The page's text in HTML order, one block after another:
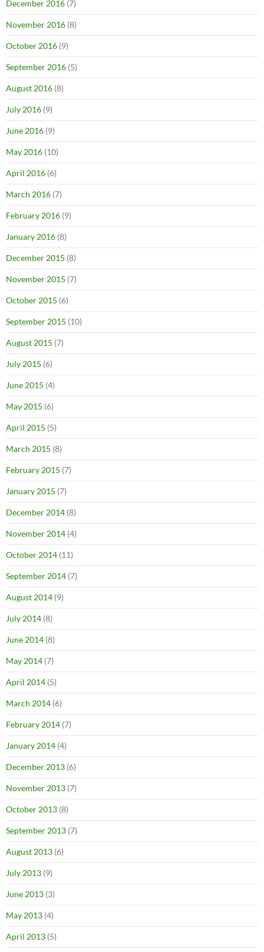
December 2016 (7)
November 2016 (8)
October 2016 (9)
September 2016 (5)
August 2016 (8)
July 2016 (9)
June 2016 (9)
May 2016 (10)
April 2016 (6)
March 2016 (7)
February 2016 (9)
January 2016 (8)
December 2015 (8)
November 2015 (7)
October 2015 (6)
September 2015 (10)
August 2015 (7)
July 2015 (6)
June 2015 (4)
May 2015 (6)
April 2015 (5)
March 2015 (8)
February 2015 (7)
January 2015 (7)
December 2014 (8)
November 2014 (4)
October 2014 (11)
September 2014 (7)
August 2014 (9)
July 2014 (8)
June 2014 (8)
May 2014 (7)
April 2014 (5)
March 2014 (6)
February 2014 (7)
January 2014 (4)
December 2013 (6)
November 2013 (7)
October 2013 (8)
September 2013 (7)
August 2013 (6)
July 2013 (9)
June 2013 (3)
May 2013 (4)
April 2013 (5)